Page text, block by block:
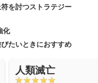
を討つストラテジー
化
たいときにおすすめ
人類滅亡